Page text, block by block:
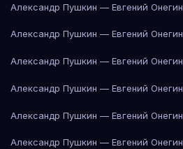
Александр Пушкин — Евгений Онегин
Александр Пушкин — Евгений Онегин
Александр Пушкин — Евгений Онегин
Александр Пушкин — Евгений Онегин
Александр Пушкин — Евгений Онегин
Александр Пушкин — Евгений Онегин